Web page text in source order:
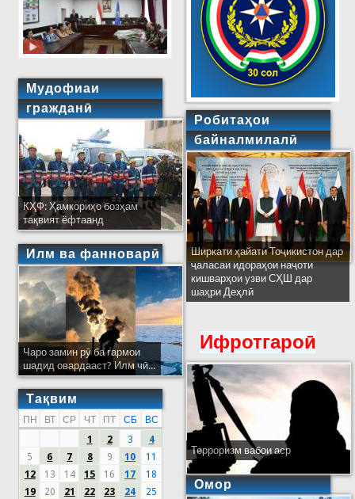
Мудофиаи
гражданӣ
КҲФ: Ҳамкориҳо бозҳам
тақвият ёфтаанд
Илм ва фанноварӣ
Чаро замин рӯ ба гармои
шадид овардааст? Илм чӣ...
Тақвим
ПН ВТ СР ЧТ ПТ СБ
ВС
1
2 3
4
5
6 7 8 9 10
11
12
13 14 15 16 17
18
19
20 21 22 23 24
25
Робитаҳои
байналмилалӣ
Ширкати ҳайати Тоҷикистон дар
ҷаласаи идораҳои наҷоти
кишварҳои узви СҲШ дар
шаҳри Деҳлӣ
Ифротгароӣ
Терроризм вабои аср
Омор